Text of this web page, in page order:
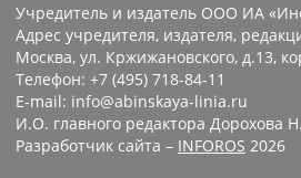
Учредитель и издатель ООО ИА
Адрес учредителя, издателя,
Москва, ул. Кржижановского, д.13,
Телефон: +7 (495) 718-84-11
E-mail: info@abinskaya-linia.ru
И.О. главного редактора Дорохова
Разработчик сайта – INFOROS 2026